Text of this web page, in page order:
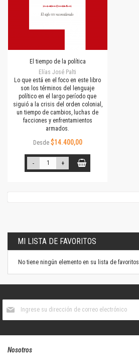
El tiempo de la política
Elías José Palti
Lo que está en el foco en este libro
son los términos del lenguaje
político en el largo período que
siguió a la crisis del orden colonial,
un tiempo de cambios, luchas de
facciones y enfrentamientos
armados.
Desde $14.400,00
- +
MI LISTA DE FAVORITOS
No tiene ningún elemento en su lista de favoritos.
boletín
Nosotros